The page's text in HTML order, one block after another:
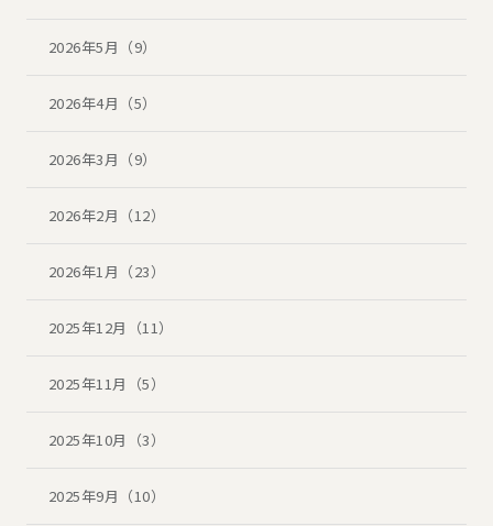
2026年5月（9）
2026年4月（5）
2026年3月（9）
2026年2月（12）
2026年1月（23）
2025年12月（11）
2025年11月（5）
2025年10月（3）
2025年9月（10）